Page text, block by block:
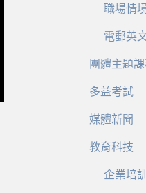
職場情
電郵英
團體主題
多益考試
媒體新聞
教育科技
企業培